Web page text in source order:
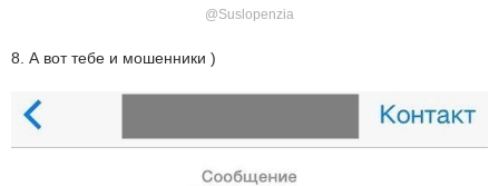
@Suslopenzia
8. А вот тебе и мошенники )